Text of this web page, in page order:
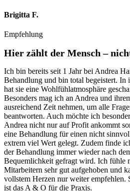
Brigitta F.
Empfehlung
Hier zählt der Mensch –
Ich bin bereits seit 1 Jahr bei Andrea
Behandlung und bin total begeistert. In
hat sie eine Wohlfühlatmosphäre
Besonders mag ich an Andrea und
ausreichend Zeit nehmen, um alle
beantworten. Auch möchte ich
Andrea nicht nur auf Profit ankommt
eine Behandlung für einen nicht
extrem viel Wert gelegt. Zudem finde
der Behandlung immer wieder nach
Bequemlichkeit gefragt wird. Ich fühle
Mitarbeitern sehr gut aufgehoben und
vollstem Herzen nur weiter empfehlen.
ist das A & O für die Praxis.